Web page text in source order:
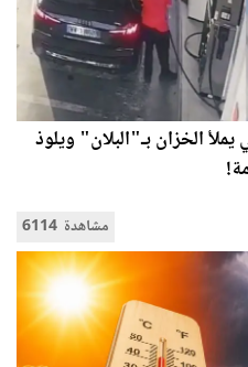
الخزان بـ"البلان" ويلوذ
6114 مشاهدة